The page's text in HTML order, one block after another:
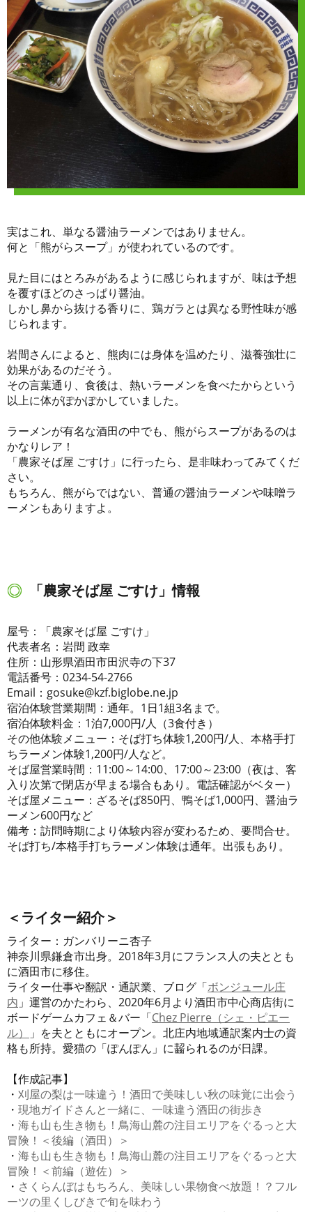
実はこれ、単なる醤油ラーメンではありません。
何と「熊がらスープ」が使われているのです。
見た目にはとろみがあるように感じられますが、味は予想
を覆すほどのさっぱり醤油。
しかし鼻から抜ける香りに、鶏ガラとは異なる野性味が感
じられます。
岩間さんによると、熊肉には身体を温めたり、滋養強壮に
効果があるのだそう。
その言葉通り、食後は、熱いラーメンを食べたからという
以上に体がぽかぽかしていました。
ラーメンが有名な酒田の中でも、熊がらスープがあるのは
かなりレア！
「農家そば屋 ごすけ」に行ったら、是非味わってみてくだ
さい。
もちろん、熊がらではない、普通の醤油ラーメンや味噌ラ
ーメンもありますよ。
「農家そば屋 ごすけ」情報
屋号：「農家そば屋 ごすけ」
代表者名：岩間 政幸
住所：山形県酒田市田沢寺の下37
電話番号：0234-54-2766
Email：gosuke@kzf.biglobe.ne.jp
宿泊体験営業期間：通年。1日1組3名まで。
宿泊体験料金：1泊7,000円/人（3食付き）
その他体験メニュー：そば打ち体験1,200円/人、本格手打
ちラーメン体験1,200円/人など。
そば屋営業時間：11:00～14:00、17:00～23:00（夜は、客
入り次第で閉店が早まる場合もあり。電話確認がベター）
そば屋メニュー：ざるそば850円、鴨そば1,000円、醤油ラ
ーメン600円など
備考：訪問時期により体験内容が変わるため、要問合せ。
そば打ち/本格手打ちラーメン体験は通年。出張もあり。
＜ライター紹介＞
ライター：ガンバリーニ杏子
神奈川県鎌倉市出身。2018年3月にフランス人の夫ととも
に酒田市に移住。
ライター仕事や翻訳・通訳業、ブログ「ボンジュール庄
内 」運営のかたわら、2020年6月より酒田市中心商店街に
ボードゲームカフェ＆バー「Chez Pierre（シェ・ピエー
ル）
」を夫とともにオープン。北庄内地域通訳案内士の資
格も所持。愛猫の「ぽんぽん」に齧られるのが日課。
【作成記事】
・ 刈屋の梨は一味違う！酒田で美味しい秋の味覚に出会う
・ 現地ガイドさんと一緒に、一味違う酒田の街歩き
・ 海も山も生き物も！鳥海山麓の注目エリアをぐるっと大
冒険！＜後編（酒田）＞
・ 海も山も生き物も！鳥海山麓の注目エリアをぐるっと大
冒険！＜前編（遊佐）＞
・ さくらんぼはもちろん、美味しい果物食べ放題！？フル
ーツの里くしびきで旬を味わう